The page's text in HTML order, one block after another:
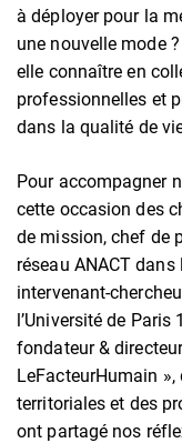
à déployer pour la
une nouvelle mode
elle connaître en
professionnelles et
dans la qualité de
Pour accompagner
cette occasion des
de mission, chef de
réseau ANACT dans
intervenant-
l’Université de
fondateur &
LeFacteurHumain
territoriales et des
ont partagé nos